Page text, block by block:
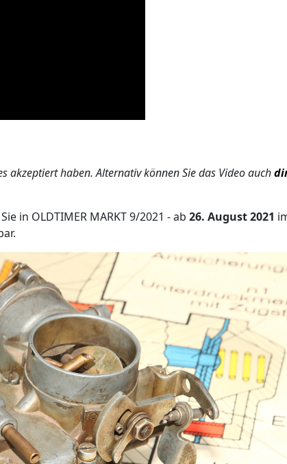
akzeptiert haben. Alternativ können Sie das Video auch
in OLDTIMER MARKT 9/2021 - ab 26. August 2021